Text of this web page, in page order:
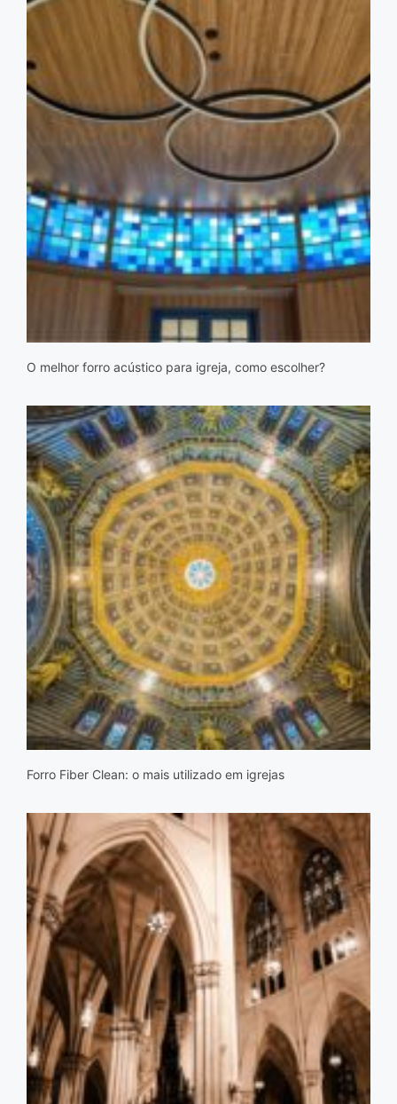
O melhor forro acústico para igreja, como escolher?
Forro Fiber Clean: o mais utilizado em igrejas